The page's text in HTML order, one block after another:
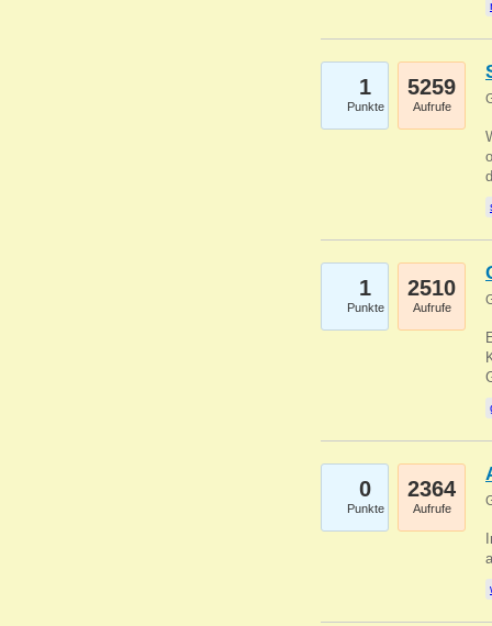
1
Punkte
5259
Aufrufe
1
Punkte
2510
Aufrufe
0
Punkte
2364
Aufrufe